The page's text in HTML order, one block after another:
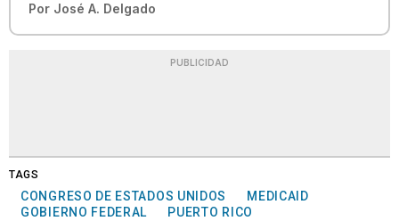
Por José A. Delgado
PUBLICIDAD
TAGS
CONGRESO DE ESTADOS UNIDOS
MEDICAID
GOBIERNO FEDERAL
PUERTO RICO